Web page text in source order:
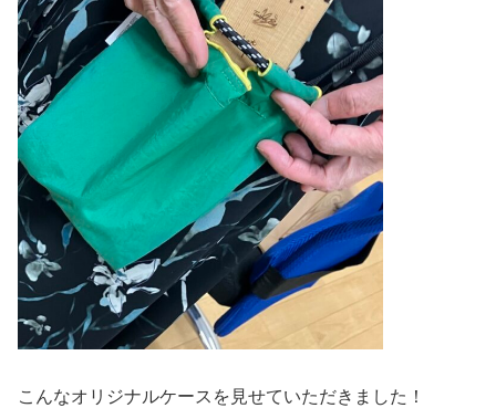
こんなオリジナルケースを見せていただきました！